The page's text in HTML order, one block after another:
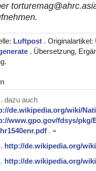
Luftpost . Originalartikel:
. Übersetzung,
dazu auch
de.wikipedia.org/wiki/
www.gpo.gov/fdsys/pkg/
.
http://de.wikipedia.org/
http://de.wikipedia.org/